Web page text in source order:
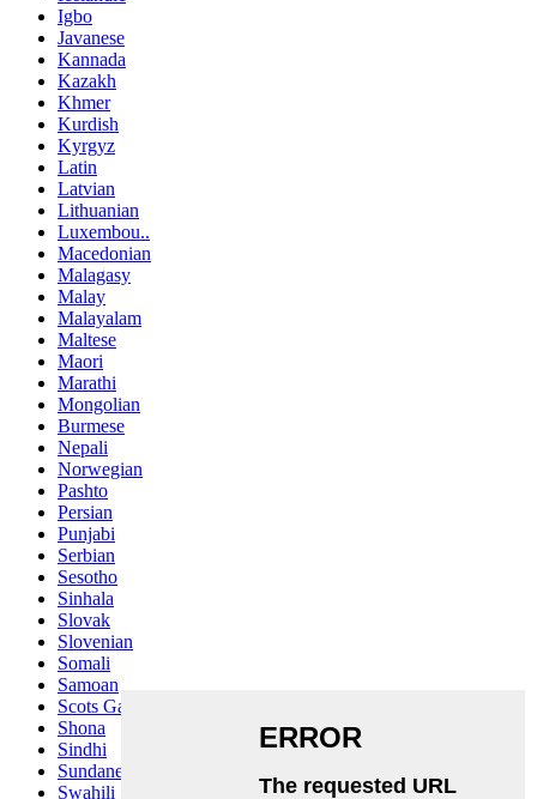
Igbo
Javanese
Kannada
Kazakh
Khmer
Kurdish
Kyrgyz
Latin
Latvian
Lithuanian
Luxembou..
Macedonian
Malagasy
Malay
Malayalam
Maltese
Maori
Marathi
Mongolian
Burmese
Nepali
Norwegian
Pashto
Persian
Punjabi
Serbian
Sesotho
Sinhala
Slovak
Slovenian
Somali
Samoan
Scots Gaelic
Shona
Sindhi
Sundanese
Swahili